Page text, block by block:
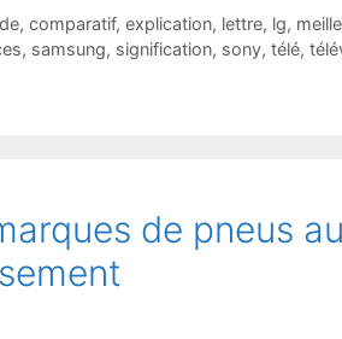
, comparatif, explication, lettre, lg,
, samsung, signification, sony, télé,
de pneus